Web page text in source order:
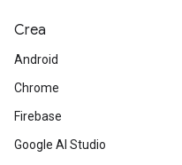
Crea
Android
Chrome
Firebase
Google AI Studio